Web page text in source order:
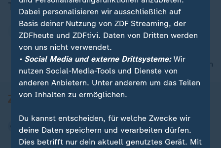
Thema
Nordrhein-Westfalen
nach oben
Dabei personalisieren wir ausschließlich auf
Basis deiner Nutzung von ZDF Streaming, der
ZDFheute und ZDFtivi. Daten von Dritten werden
von uns nicht verwendet.
• Social Media und externe Drittsysteme:Wir
nutzen Social-Media-Tools und Dienste von
anderen Anbietern. Unter anderem um das Teilen
von Inhalten zu ermöglichen.
Du kannst entscheiden, für welche Zwecke wir
deine Daten speichern und verarbeiten dürfen.
Dies betrifft nur dein aktuell genutztes Gerät. Mit